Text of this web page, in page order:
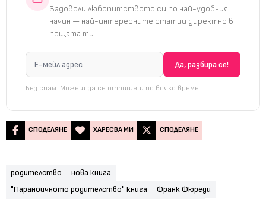
Задоволи любопитството си по най-удобния
начин — най-интересните статии директно в
пощата ти.
Без спам. Можеш да се отпишеш по всяко време.
СПОДЕЛЯНЕ ХАРЕСВА МИ СПОДЕЛЯНЕ
родителство
нова книга
"Параноичното родителство" книга
Франк Фюреди